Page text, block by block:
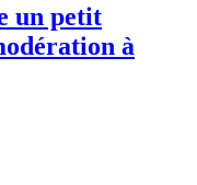
un petit
à